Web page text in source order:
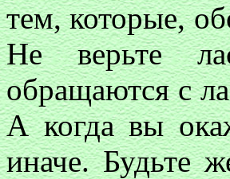
тем, которые,
Не верьте
обращаются с
А когда вы
иначе. Будьте